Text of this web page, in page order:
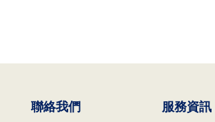
聯絡我們 服務資訊